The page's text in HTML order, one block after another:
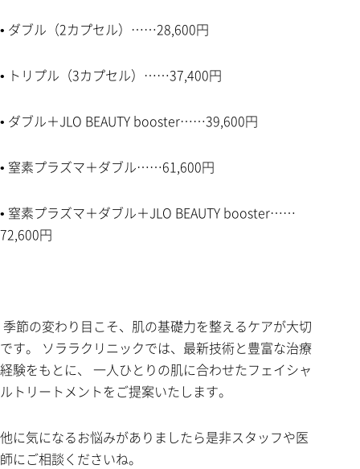
• ダブル（2カプセル）……28,600円
• トリプル（3カプセル）……37,400円
• ダブル＋JLO BEAUTY booster……39,600円
• 窒素プラズマ＋ダブル……61,600円
• 窒素プラズマ＋ダブル＋JLO BEAUTY booster……
72,600円
季節の変わり目こそ、肌の基礎力を整えるケアが大切
です。 ソララクリニックでは、最新技術と豊富な治療
経験をもとに、 一人ひとりの肌に合わせたフェイシャ
ルトリートメントをご提案いたします。
他に気になるお悩みがありましたら是非スタッフや医
師にご相談くださいね。